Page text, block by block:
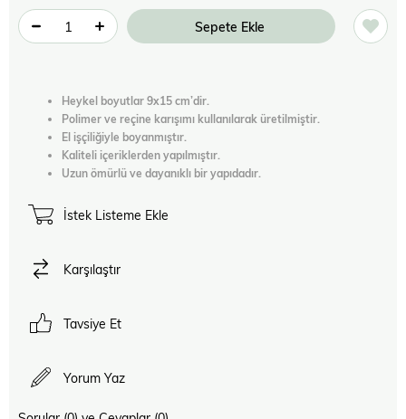
Heykel boyutlar 9x15 cm’dir.
Polimer ve reçine karışımı kullanılarak üretilmiştir.
El işçiliğiyle boyanmıştır.
Kaliteli içeriklerden yapılmıştır.
Uzun ömürlü ve dayanıklı bir yapıdadır.
İstek Listeme Ekle
Karşılaştır
Tavsiye Et
Yorum Yaz